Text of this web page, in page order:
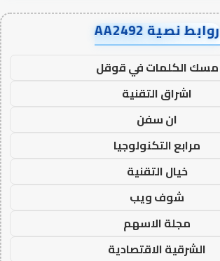
روابط نصية AA2492
مسك الكلمات في قوقل
اشراق التقنية
ان سفن
مرابع التكنولوجيا
خيال التقنية
شوف ويب
مجلة الاسهم
الشرقية الاقتصادية